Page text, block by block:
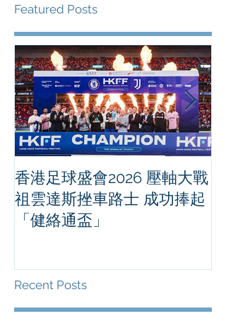
Featured Posts
香港足球盛會2026 壓軸大戰
祖雲達斯挫車路士 成功捧起
「健絡通盃」
Recent Posts